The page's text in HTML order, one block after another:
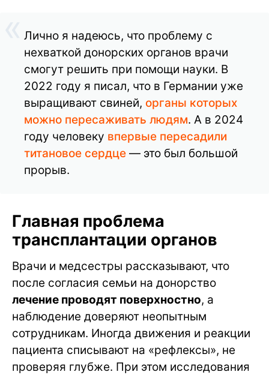
Лично я надеюсь, что проблему с
нехваткой донорских органов врачи
смогут решить при помощи науки. В
2022 году я писал, что в Германии уже
выращивают свиней, органы которых
можно пересаживать людям. А в 2024
году человеку впервые пересадили
титановое сердце — это был большой
прорыв.
Главная проблема
трансплантации органов
Врачи и медсестры рассказывают, что
после согласия семьи на донорство
лечение проводят поверхностно, а
наблюдение доверяют неопытным
сотрудникам. Иногда движения и реакции
пациента списывают на «рефлексы», не
проверяя глубже. При этом исследования